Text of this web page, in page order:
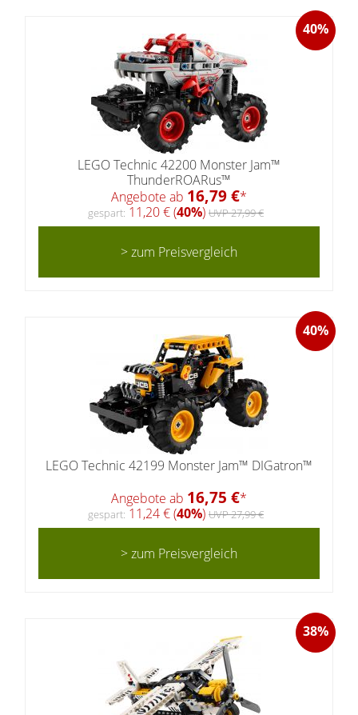
40%
LEGO Technic 42200 Monster Jam™
ThunderROARus™
Angebote ab 16,79 €*
gespart: 11,20 € (40%) UVP 27,99 €
> zum Preisvergleich
40%
LEGO Technic 42199 Monster Jam™ DIGatron™
Angebote ab 16,75 €*
gespart: 11,24 € (40%) UVP 27,99 €
> zum Preisvergleich
38%